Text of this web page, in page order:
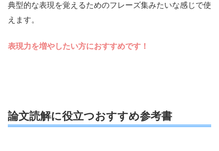
典型的な表現を覚えるためのフレーズ集みたいな感じで使
えます。
表現力を増やしたい方におすすめです！
論文読解に役立つおすすめ参考書